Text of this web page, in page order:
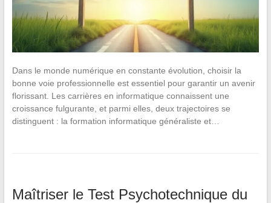
Dans le monde numérique en constante évolution, choisir la
bonne voie professionnelle est essentiel pour garantir un avenir
florissant. Les carrières en informatique connaissent une
croissance fulgurante, et parmi elles, deux trajectoires se
distinguent : la formation informatique généraliste et…
Maîtriser le Test Psychotechnique du